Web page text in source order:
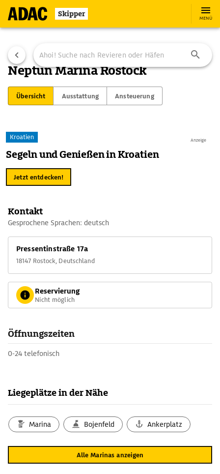
Skipper MENÜ
Neptun Marina Rostock
Übersicht Ausstattung Ansteuerung
Anzeige
Kroatien
Segeln und Genießen in Kroatien
Jetzt entdecken!
Kontakt
Gesprochene Sprachen: deutsch
Pressentinstraße 17a
18147 Rostock, Deutschland
Reservierung
Nicht möglich
Öffnungszeiten
0-24 telefonisch
Liegeplätze in der Nähe
Marina Bojenfeld Ankerplatz
Alle Marinas anzeigen